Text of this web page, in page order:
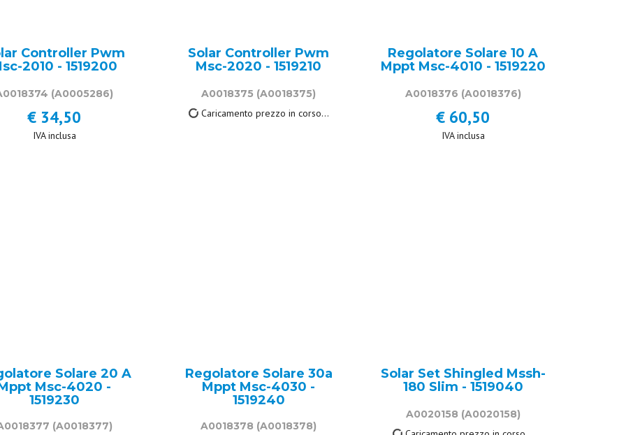
Controller Pwm
2010 - 1519200
(A0005286)
€ 34,50
IVA inclusa
Solar Controller Pwm
Msc-2020 - 1519210
A0018375 (A0018375)
43,50 €
Regolatore Solare 10 A
Mppt Msc-4010 - 1519220
A0018376 (A0018376)
€ 60,50
IVA inclusa
Solare 20 A
Msc-4020 -
1519230
(A0018377)
Regolatore Solare 30a
Mppt Msc-4030 -
1519240
A0018378 (A0018378)
Solar Set Shingled Mssh-
180 Slim - 1519040
A0020158 (A0020158)